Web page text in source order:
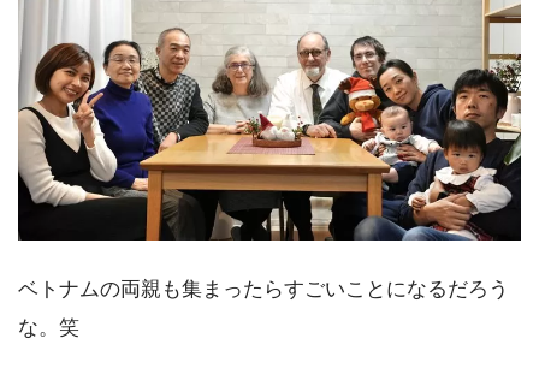
ベトナムの両親も集まったらすごいことになるだろう
な。笑